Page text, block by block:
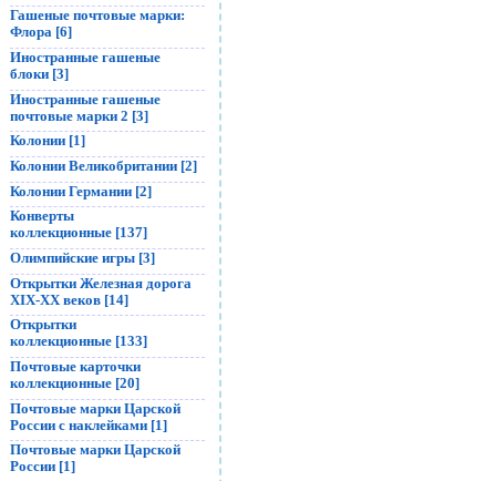
Гашеные почтовые марки:
Флора [6]
Иностранные гашеные
блоки [3]
Иностранные гашеные
почтовые марки 2 [3]
Колонии [1]
Колонии Великобритании [2]
Колонии Германии [2]
Конверты
коллекционные [137]
Олимпийские игры [3]
Открытки Железная дорога
XIX-XX веков [14]
Открытки
коллекционные [133]
Почтовые карточки
коллекционные [20]
Почтовые марки Царской
России с наклейками [1]
Почтовые марки Царской
России [1]